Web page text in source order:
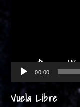
00:00
Vuela Libre